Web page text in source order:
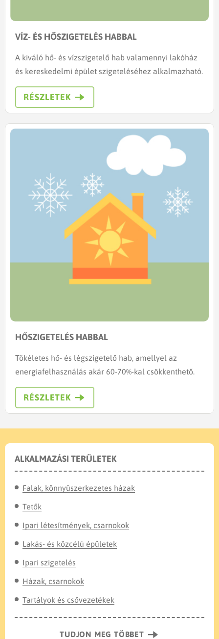
VÍZ- ÉS HŐSZIGETELÉS HABBAL
A kiváló hő- és vízszigetelő hab valamennyi lakóház
és kereskedelmi épület szigeteléséhez alkalmazható.
RÉSZLETEK
HŐSZIGETELÉS HABBAL
Tökéletes hő- és légszigetelő hab, amellyel az
energiafelhasználás akár 60-70%-kal csökkenthető.
RÉSZLETEK
ALKALMAZÁSI TERÜLETEK
Falak, könnyüszerkezetes házak
Tetők
Ipari létesítmények, csarnokok
Lakás- és közcélú épületek
Ipari szigetelés
Házak, csarnokok
Tartályok és csővezetékek
TUDJON MEG TÖBBET